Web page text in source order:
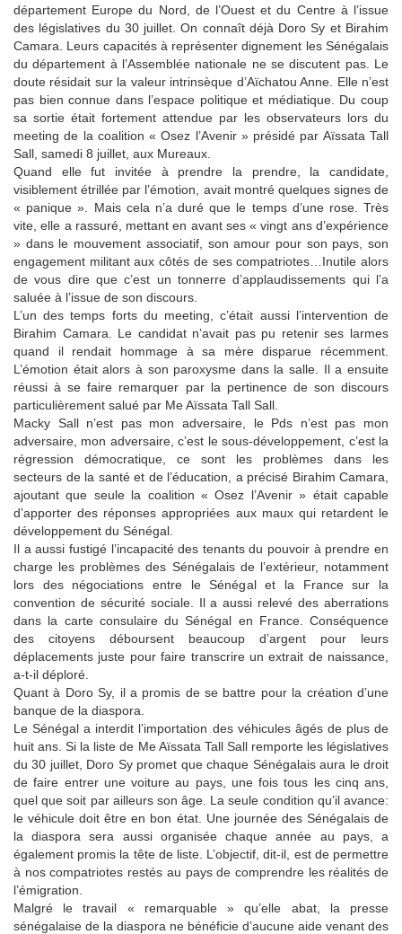
département Europe du Nord, de l’Ouest et du Centre à l’issue
des législatives du 30 juillet. On connaît déjà Doro Sy et Birahim
Camara. Leurs capacités à représenter dignement les Sénégalais
du département à l’Assemblée nationale ne se discutent pas. Le
doute résidait sur la valeur intrinsèque d’Aïchatou Anne. Elle n’est
pas bien connue dans l’espace politique et médiatique. Du coup
sa sortie était fortement attendue par les observateurs lors du
meeting de la coalition « Osez l’Avenir » présidé par Aïssata Tall
Sall, samedi 8 juillet, aux Mureaux.
Quand elle fut invitée à prendre la prendre, la candidate,
visiblement étrillée par l’émotion, avait montré quelques signes de
« panique ». Mais cela n’a duré que le temps d’une rose. Très
vite, elle a rassuré, mettant en avant ses « vingt ans d’expérience
» dans le mouvement associatif, son amour pour son pays, son
engagement militant aux côtés de ses compatriotes…Inutile alors
de vous dire que c’est un tonnerre d’applaudissements qui l’a
saluée à l’issue de son discours.
L’un des temps forts du meeting, c’était aussi l’intervention de
Birahim Camara. Le candidat n’avait pas pu retenir ses larmes
quand il rendait hommage à sa mère disparue récemment.
L’émotion était alors à son paroxysme dans la salle. Il a ensuite
réussi à se faire remarquer par la pertinence de son discours
particulièrement salué par Me Aïssata Tall Sall.
Macky Sall n’est pas mon adversaire, le Pds n’est pas mon
adversaire, mon adversaire, c’est le sous-développement, c’est la
régression démocratique, ce sont les problèmes dans les
secteurs de la santé et de l’éducation, a précisé Birahim Camara,
ajoutant que seule la coalition « Osez l’Avenir » était capable
d’apporter des réponses appropriées aux maux qui retardent le
développement du Sénégal.
Il a aussi fustigé l’incapacité des tenants du pouvoir à prendre en
charge les problèmes des Sénégalais de l’extérieur, notamment
lors des négociations entre le Sénégal et la France sur la
convention de sécurité sociale. Il a aussi relevé des aberrations
dans la carte consulaire du Sénégal en France. Conséquence
des citoyens déboursent beaucoup d’argent pour leurs
déplacements juste pour faire transcrire un extrait de naissance,
a-t-il déploré.
Quant à Doro Sy, il a promis de se battre pour la création d’une
banque de la diaspora.
Le Sénégal a interdit l’importation des véhicules âgés de plus de
huit ans. Si la liste de Me Aïssata Tall Sall remporte les législatives
du 30 juillet, Doro Sy promet que chaque Sénégalais aura le droit
de faire entrer une voiture au pays, une fois tous les cinq ans,
quel que soit par ailleurs son âge. La seule condition qu’il avance:
le véhicule doit être en bon état. Une journée des Sénégalais de
la diaspora sera aussi organisée chaque année au pays, a
également promis la tête de liste. L’objectif, dit-il, est de permettre
à nos compatriotes restés au pays de comprendre les réalités de
l’émigration.
Malgré le travail « remarquable » qu’elle abat, la presse
sénégalaise de la diaspora ne bénéficie d’aucune aide venant des